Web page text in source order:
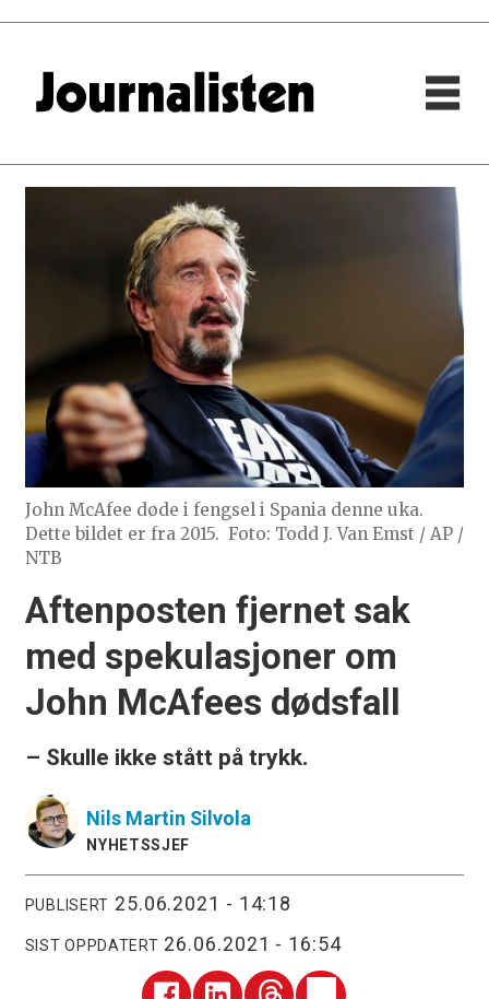
John McAfee døde i fengsel i Spania denne uka.
Dette bildet er fra 2015. Foto: Todd J. Van Emst / AP /
NTB
Aftenposten fjernet sak
med spekulasjoner om
John McAfees dødsfall
– Skulle ikke stått på trykk.
Nils Martin Silvola
NYHETSSJEF
PUBLISERT 25.06.2021 - 14:18
SIST OPPDATERT 26.06.2021 - 16:54